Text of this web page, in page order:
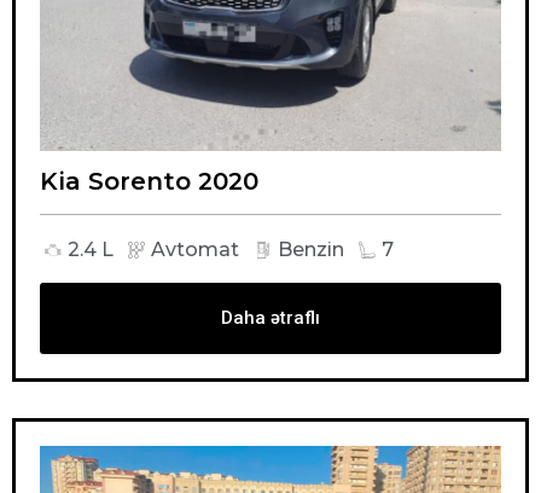
Kia Sorento 2020
2.4 L Avtomat Benzin 7
Daha ətraflı